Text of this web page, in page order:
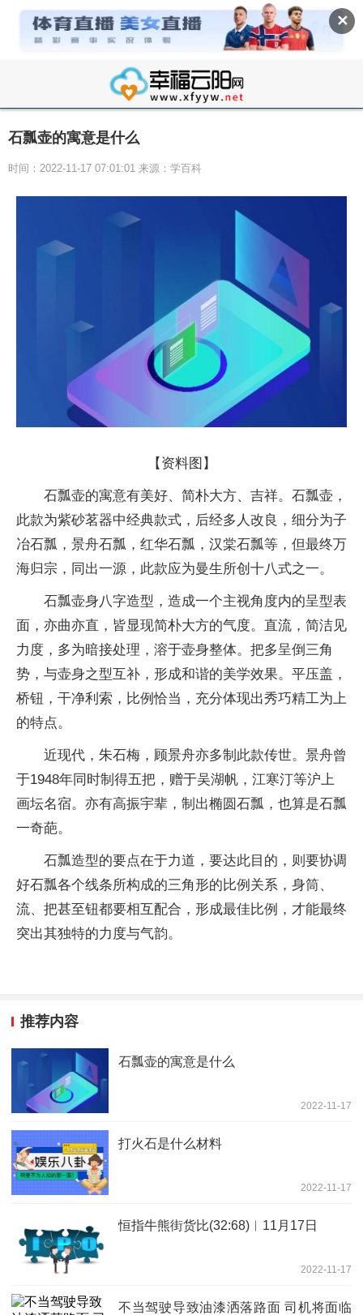
✕
石瓢壶的寓意是什么
时间：2022-11-17 07:01:01 来源：学百科
【资料图】
石瓢壶的寓意有美好、简朴大方、吉祥。石瓢壶，
此款为紫砂茗器中经典款式，后经多人改良，细分为子
冶石瓢，景舟石瓢，红华石瓢，汉棠石瓢等，但最终万
海归宗，同出一源，此款应为曼生所创十八式之一。
石瓢壶身八字造型，造成一个主视角度内的呈型表
面，亦曲亦直，皆显现简朴大方的气度。直流，简洁见
力度，多为暗接处理，溶于壶身整体。把多呈倒三角
势，与壶身之型互补，形成和谐的美学效果。平压盖，
桥钮，干净利索，比例恰当，充分体现出秀巧精工为上
的特点。
近现代，朱石梅，顾景舟亦多制此款传世。景舟曾
于1948年同时制得五把，赠于吴湖帆，江寒汀等沪上
画坛名宿。亦有高振宇辈，制出椭圆石瓢，也算是石瓢
一奇葩。
石瓢造型的要点在于力道，要达此目的，则要协调
好石瓢各个线条所构成的三角形的比例关系，身筒、
流、把甚至钮都要相互配合，形成最佳比例，才能最终
突出其独特的力度与气韵。
推荐内容
石瓢壶的寓意是什么
2022-11-17
打火石是什么材料
2022-11-17
恒指牛熊街货比(32:68)︱11月17日
2022-11-17
不当驾驶导致油漆洒落路面 司机将面临